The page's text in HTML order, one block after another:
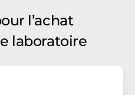
l’achat
laboratoire